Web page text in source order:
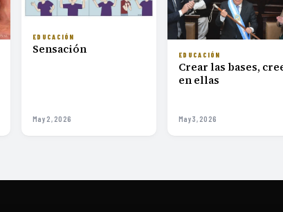
EDUCACIÓN
Sensación
May 2, 2026
EDUCACIÓN
Crear las bases,
en ellas
May 3, 2026